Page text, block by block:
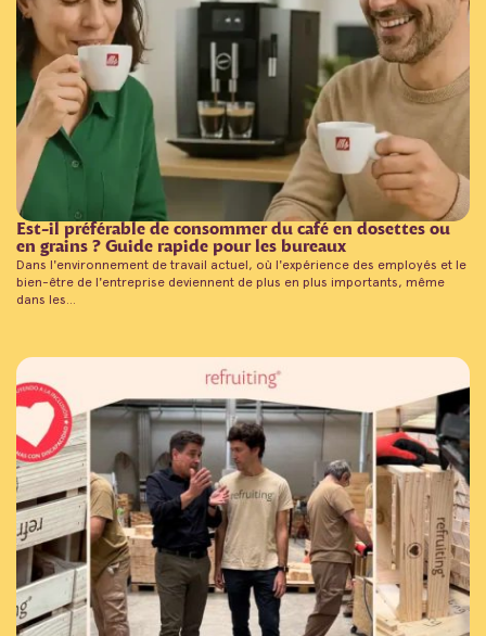
Est-il préférable de consommer du café en dosettes ou
en grains ? Guide rapide pour les bureaux
Dans l'environnement de travail actuel, où l'expérience des employés et le
bien-être de l'entreprise deviennent de plus en plus importants, même
dans les...